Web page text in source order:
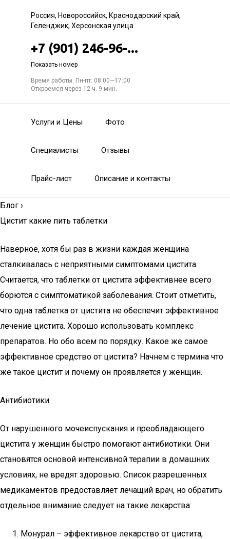
Россия, Новороссийск, Краснодарский край,
Геленджик, Херсонская улица
+7 (901) 246-96-...
Показать номер
Время работы: Пн-пт: 08:00—17:00
Откроемся через 12 ч. 9 мин.
Услуги и Цены Фото
Специалисты Отзывы
Прайс-лист Описание и контакты
Блог ›
Цистит какие пить таблетки
Наверное, хотя бы раз в жизни каждая женщина
сталкивалась с неприятными симптомами цистита.
Считается, что таблетки от цистита эффективнее всего
борются с симптоматикой заболевания. Стоит отметить,
что одна таблетка от цистита не обеспечит эффективное
лечение цистита. Хорошо использовать комплекс
препаратов. Но обо всем по порядку. Какое же самое
эффективное средство от цистита? Начнем с термина что
же такое цистит и почему он проявляется у женщин.
Антибиотики
От нарушенного мочеиспускания и преобладающего
цистита у женщин быстро помогают антибиотики. Они
становятся основой интенсивной терапии в домашних
условиях, не вредят здоровью. Список разрешенных
медикаментов предоставляет лечащий врач, но обратить
отдельное внимание следует на такие лекарства:
Монурал – эффективное лекарство от цистита,